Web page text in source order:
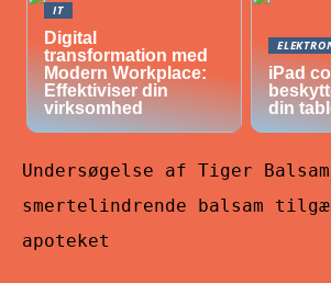
IT
Digital
transformation med
Modern Workplace:
Effektiviser din
virksomhed
iPad
din
Undersøgelse af Tiger
smertelindrende balsam
apoteket